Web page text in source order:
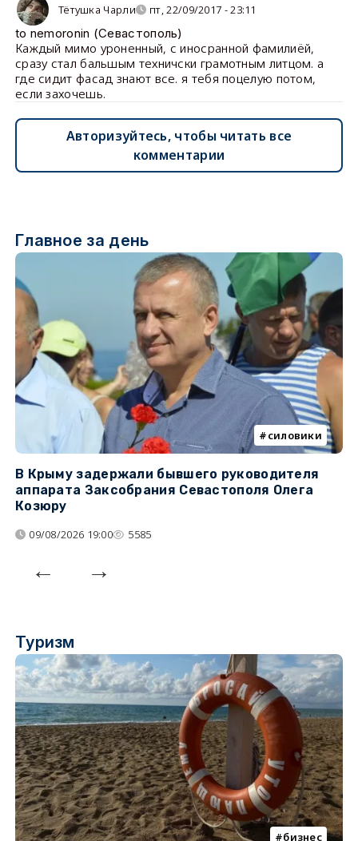
Тётушка Чарли пт, 22/09/2017 - 23:11
to nemoronin (Севастополь)
Каждый мимо уроненный, с иносранной фамилиёй,
сразу стал бальшым техничски грамотным литцом. а
где сидит фасад знают все. я тебя поцелую потом,
если захочешь.
Авторизуйтесь, чтобы читать все
комментарии
Главное за день
силовики
В Крыму задержали бывшего руководителя
аппарата Заксобрания Севастополя Олега
Козюру
09/08/2026 19:00 5585
Туризм
бизнес